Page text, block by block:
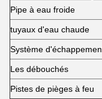
Pipe à eau froide
tuyaux d'eau chaude
Système
Les débouchés
Pistes de pièges à feu